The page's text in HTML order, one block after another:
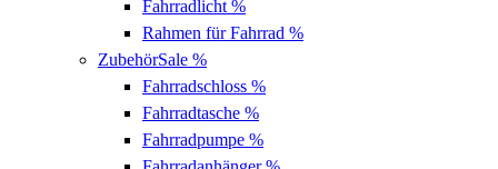
Fahrradlicht %
Rahmen für Fahrrad %
ZubehörSale %
Fahrradschloss %
Fahrradtasche %
Fahrradpumpe %